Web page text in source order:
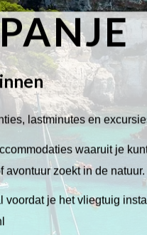
lastminutes en
waaruit je
avontuur zoekt in de natuur.
je het vliegtuig